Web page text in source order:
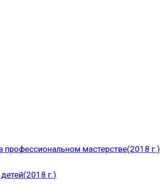
мастерстве(2018 г.)
г.)